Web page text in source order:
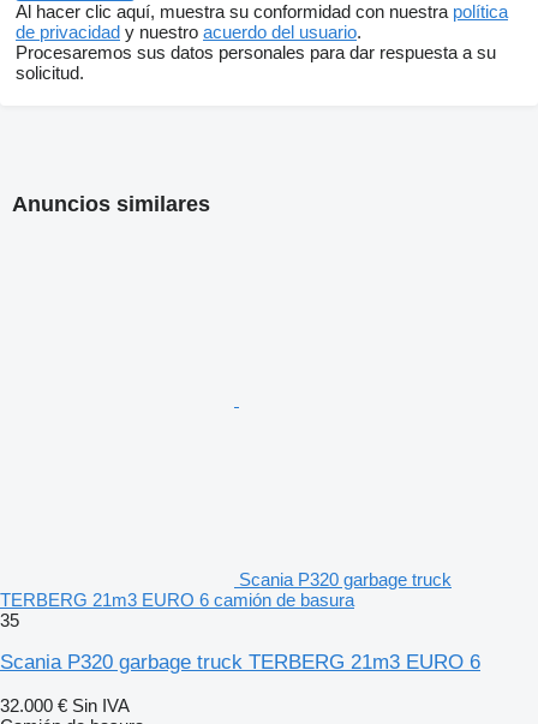
Al hacer clic aquí, muestra su conformidad con nuestra política
de privacidad y nuestro acuerdo del usuario.
Procesaremos sus datos personales para dar respuesta a su
solicitud.
Anuncios similares
Scania P320 garbage truck
TERBERG 21m3 EURO 6 camión de basura
35
Scania P320 garbage truck TERBERG 21m3 EURO 6
32.000 € Sin IVA